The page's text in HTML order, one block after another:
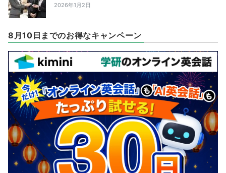
2026年1月2日
8月10日までのお得なキャンペーン